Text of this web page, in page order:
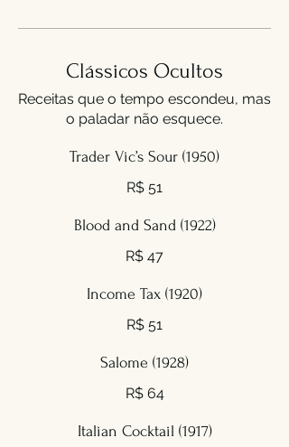
Clássicos Ocultos
Receitas que o tempo escondeu, mas
o paladar não esquece.
Trader Vic’s Sour (1950)
R$ 51
Blood and Sand (1922)
R$ 47
Income Tax (1920)
R$ 51
Salome (1928)
R$ 64
Italian Cocktail (1917)